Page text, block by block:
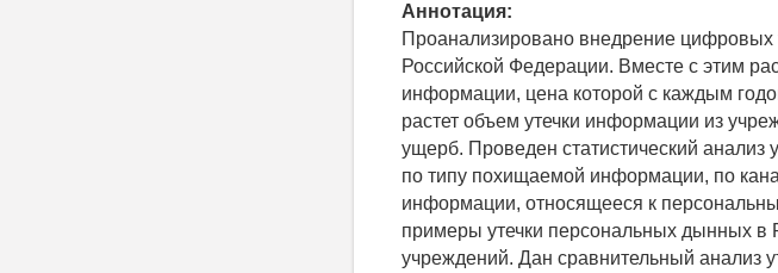
Аннотация:
Проанализировано внедрение цифровых
Российской Федерации. Вместе с этим
информации, цена которой с каждым
растет объем утечки информации из
ущерб. Проведен статистический анализ
по типу похищаемой информации, по
информации, относящееся к
примеры утечки персональных дынных в
учреждений. Дан сравнительный анализ